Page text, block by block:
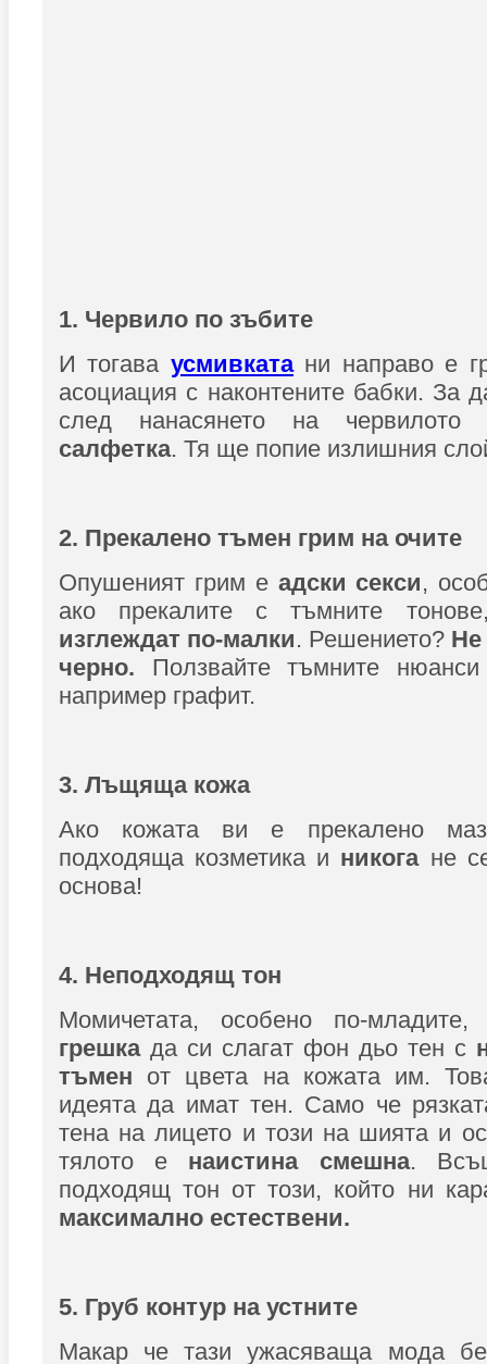
1. Червило по зъбите
И тогава усмивкатани направо е
асоциация с наконтените бабки. За
след нанасянето на червилото
салфетка. Тя ще попие излишния
2. Прекалено тъмен грим на очите
Опушеният грим еадски секси,
ако прекалите с тъмните
изглеждат по-малки. Решението? Не
черно. Ползвайте тъмните
например графит.
3. Лъщяща кожа
Ако кожата ви е прекалено
подходяща козметика и никогане
основа!
4. Неподходящ тон
Момичетата, особено по-
грешкада си слагат фон дьо тен с
тъмен от цвета на кожата им.
идеята да имат тен. Само че
тена на лицето и този на шията и
тялото е наистина смешна.
подходящ тон от този, който ни
максимално естествени.
5. Груб контур на устните
Макар че тази ужасяваща мода